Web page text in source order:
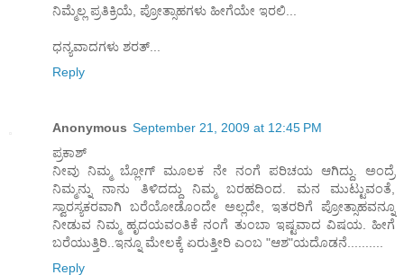
ನಿಮ್ಮೆಲ್ಲ ಪ್ರತಿಕ್ರಿಯೆ, ಪ್ರೋತ್ಸಾಹಗಳು ಹೀಗೆಯೇ ಇರಲಿ...
ಧನ್ಯವಾದಗಳು ಶರತ್...
Reply
Anonymous September 21, 2009 at 12:45 PM
ಪ್ರಕಾಶ್
ನೀವು ನಿಮ್ಮ ಬ್ಲೋಗ್ ಮೂಲಕ ನೇ ನಂಗೆ ಪರಿಚಯ ಆಗಿದ್ದು. ಅಂದ್ರೆ
ನಿಮ್ಮನ್ನು ನಾನು ತಿಳಿದದ್ದು ನಿಮ್ಮ ಬರಹದಿಂದ. ಮನ ಮುಟ್ಟುವಂತೆ,
ಸ್ವಾರಸ್ಯಕರವಾಗಿ ಬರೆಯೋಡೊಂದೇ ಅಲ್ಲದೇ, ಇತರರಿಗೆ ಪ್ರೋತ್ಸಾಹವನ್ನೂ
ನೀಡುವ ನಿಮ್ಮ ಹೃದಯವಂತಿಕೆ ನಂಗೆ ತುಂಬಾ ಇಷ್ಟವಾದ ವಿಷಯ. ಹೀಗೆ
ಬರೆಯುತ್ತಿರಿ..ಇನ್ನೂ ಮೇಲಕ್ಕೆ ಏರುತ್ತೀರಿ ಎಂಬ "ಆಶ"ಯದೊಡನೆ..........
Reply